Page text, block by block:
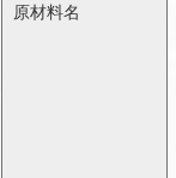
原材料名